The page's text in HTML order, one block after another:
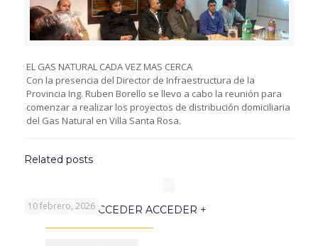
EL GAS NATURAL CADA VEZ MAS CERCA
Con la presencia del Director de Infraestructura de la
Provincia Ing. Ruben Borello se llevo a cabo la reunión para
comenzar a realizar los proyectos de distribución domiciliaria
del Gas Natural en Villa Santa Rosa.
Related posts
10 febrero, 2026
PROGRAMA ACCEDER ACCEDER +